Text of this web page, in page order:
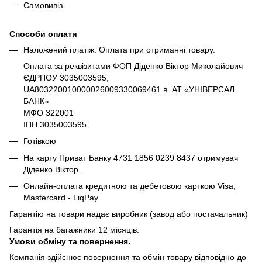
Самовивіз
Способи оплати
Наложений платіж. Оплата при отриманні товару.
Оплата за реквізитами ФОП Діденко Віктор Миколайович
ЄДРПОУ 3035003595,
UA803220010000026009330069461 в АТ «УНІВЕРСАЛ
БАНК»
МФО 322001
ІПН 3035003595
Готівкою
На карту Приват Банку 4731 1856 0239 8437 отримувач
Діденко Віктор.
Онлайн-оплата кредитною та дебетовою карткою Visa,
Mastercard - LiqPay
Гарантію на товари надає виробник (завод або постачальник)
Гарантія на багажники 12 місяців.
Умови обміну та повернення.
Компанія здійснює повернення та обмін товару відповідно до